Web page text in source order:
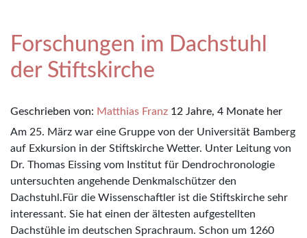
Forschungen im Dachstuhl
der Stiftskirche
Geschrieben von: Matthias Franz 12 Jahre, 4 Monate her
Am 25. März war eine Gruppe von der Universität Bamberg
auf Exkursion in der Stiftskirche Wetter. Unter Leitung von
Dr. Thomas Eissing vom Institut für Dendrochronologie
untersuchten angehende Denkmalschützer den
Dachstuhl.Für die Wissenschaftler ist die Stiftskirche sehr
interessant. Sie hat einen der ältesten aufgestellten
Dachstühle im deutschen Sprachraum. Schon um 1260